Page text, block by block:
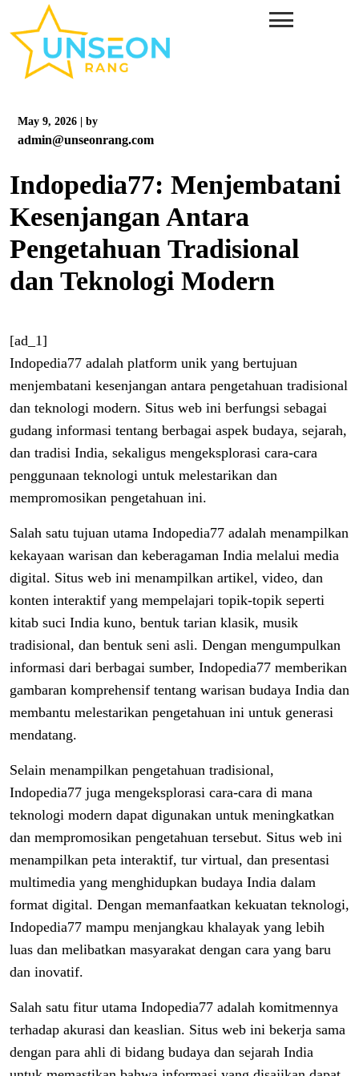
content
May 9, 2026 by
admin@unseonrang.com
Indopedia77: Menjembatani
Kesenjangan Antara
Pengetahuan Tradisional
dan Teknologi Modern
[ad_1]
Indopedia77 adalah platform unik yang bertujuan
menjembatani kesenjangan antara pengetahuan tradisional
dan teknologi modern. Situs web ini berfungsi sebagai
gudang informasi tentang berbagai aspek budaya, sejarah,
dan tradisi India, sekaligus mengeksplorasi cara-cara
penggunaan teknologi untuk melestarikan dan
mempromosikan pengetahuan ini.
Salah satu tujuan utama Indopedia77 adalah menampilkan
kekayaan warisan dan keberagaman India melalui media
digital. Situs web ini menampilkan artikel, video, dan
konten interaktif yang mempelajari topik-topik seperti
kitab suci India kuno, bentuk tarian klasik, musik
tradisional, dan bentuk seni asli. Dengan mengumpulkan
informasi dari berbagai sumber, Indopedia77 memberikan
gambaran komprehensif tentang warisan budaya India dan
membantu melestarikan pengetahuan ini untuk generasi
mendatang.
Selain menampilkan pengetahuan tradisional,
Indopedia77 juga mengeksplorasi cara-cara di mana
teknologi modern dapat digunakan untuk meningkatkan
dan mempromosikan pengetahuan tersebut. Situs web ini
menampilkan peta interaktif, tur virtual, dan presentasi
multimedia yang menghidupkan budaya India dalam
format digital. Dengan memanfaatkan kekuatan teknologi,
Indopedia77 mampu menjangkau khalayak yang lebih
luas dan melibatkan masyarakat dengan cara yang baru
dan inovatif.
Salah satu fitur utama Indopedia77 adalah komitmennya
terhadap akurasi dan keaslian. Situs web ini bekerja sama
dengan para ahli di bidang budaya dan sejarah India